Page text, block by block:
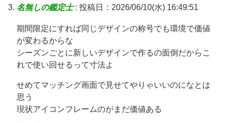
名無しの鑑定士: 投稿日：2026/06/10(水) 16:49:51
期間限定にすれば同じデザインの称号でも環境で価値
が変わるからな
シーズンごとに新しいデザインで作るの面倒だからこ
れで使い回せるって寸法よ
せめてマッチング画面で見せてやりゃいいのになとは
思う
現状アイコンフレームのがまだ価値ある